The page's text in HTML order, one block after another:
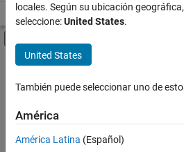
Visión general Búsqueda de empleo
Contenido principal
FILTRADO POR
Marketing Services
locales. Según su ubicación
seleccione:United States.
United States
También puede seleccionar uno de
América
América Latina (Español)